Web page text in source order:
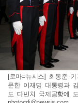
[로마=뉴시스] 최동준
문한 이재명 대통령과
도 다빈치 국제공항에